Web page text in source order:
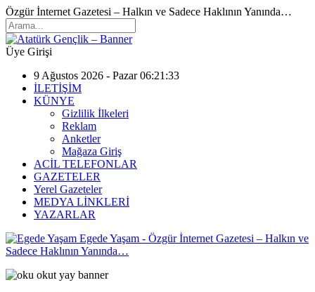
Özgür İnternet Gazetesi – Halkın ve Sadece Haklının Yanında…
Üye Girişi
9 Ağustos 2026 - Pazar 06:21:33
İLETİŞİM
KÜNYE
Gizlilik İlkeleri
Reklam
Anketler
Mağaza Giriş
ACİL TELEFONLAR
GAZETELER
Yerel Gazeteler
MEDYA LİNKLERİ
YAZARLAR
Egede Yaşam - Özgür İnternet Gazetesi – Halkın ve
Sadece Haklının Yanında…